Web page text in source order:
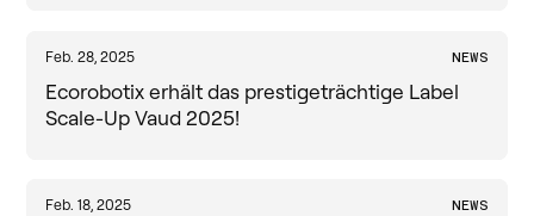
Feb. 28, 2025 NEWS
Ecorobotix erhält das prestigeträchtige Label
Scale-Up Vaud 2025!
Feb. 18, 2025 NEWS